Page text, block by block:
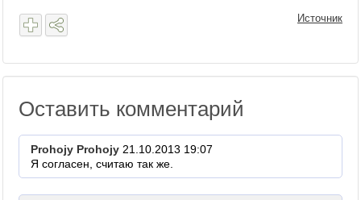
Источник
Оставить комментарий
Prohojy Prohojy 21.10.2013 19:07
Я согласен, считаю так же.